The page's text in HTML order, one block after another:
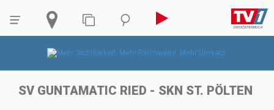
SV GUNTAMATIC RIED - SKN ST. PÖLTEN